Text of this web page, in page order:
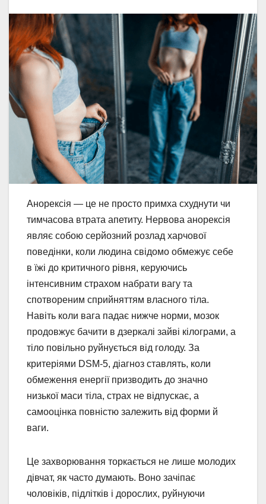
Анорексія — це не просто примха схуднути чи
тимчасова втрата апетиту. Нервова анорексія
являє собою серйозний розлад харчової
поведінки, коли людина свідомо обмежує себе
в їжі до критичного рівня, керуючись
інтенсивним страхом набрати вагу та
спотвореним сприйняттям власного тіла.
Навіть коли вага падає нижче норми, мозок
продовжує бачити в дзеркалі зайві кілограми, а
тіло повільно руйнується від голоду. За
критеріями DSM-5, діагноз ставлять, коли
обмеження енергії призводить до значно
низької маси тіла, страх не відпускає, а
самооцінка повністю залежить від форми й
ваги.
Це захворювання торкається не лише молодих
дівчат, як часто думають. Воно зачіпає
чоловіків, підлітків і дорослих, руйнуючи